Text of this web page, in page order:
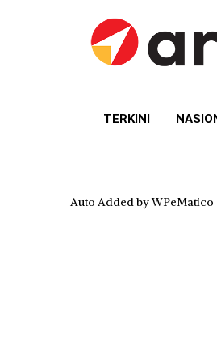
TERKINI
Auto Added by WPeMatico